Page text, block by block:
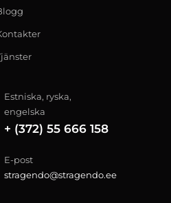
Estniska, ryska,
engelska
+ (372) 55 666 158
E-post
stragendo@stragendo.ee